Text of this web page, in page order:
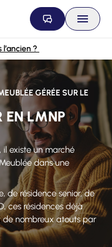
?
GÉRÉE SUR LE
EN LMNP
il existe un marché
dans une
de résidence senior, de
ces résidences déjà
de nombreux atouts par